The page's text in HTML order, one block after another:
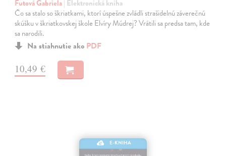
Futová Gabriela| Elektronická kniha
Čo sa stalo so škriatkami, ktorí úspešne zvládli strašidelnú záverečnú
skúšku v škriatkovskej škole Elvíry Múdrej? Vrátili sa predsa tam, kde
sa narodili.
Na stiahnutie ako PDF
10,49 €
E-KNIHA